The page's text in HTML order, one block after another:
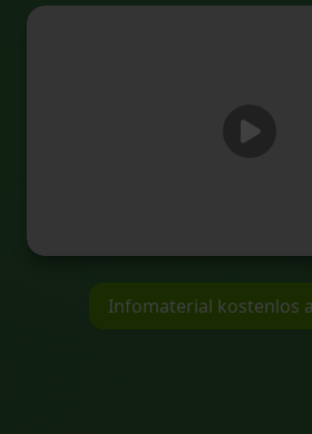
Infomaterial kostenlos